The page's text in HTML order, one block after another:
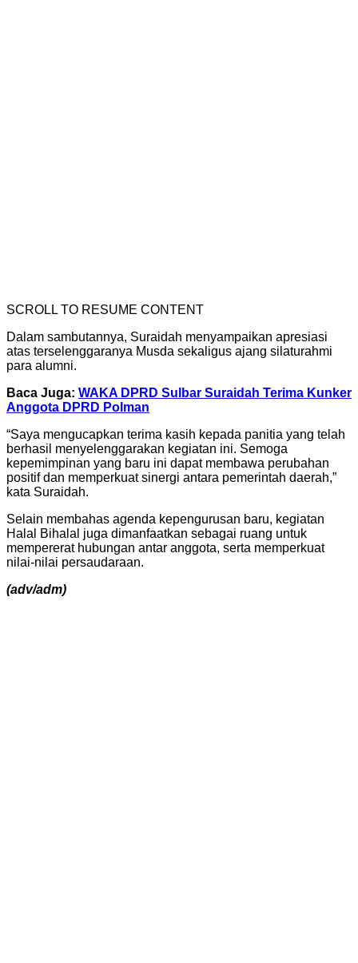
SCROLL TO RESUME CONTENT
Dalam sambutannya, Suraidah menyampaikan apresiasi
atas terselenggaranya Musda sekaligus ajang silaturahmi
para alumni.
Baca Juga: WAKA DPRD Sulbar Suraidah Terima Kunker
Anggota DPRD Polman
“Saya mengucapkan terima kasih kepada panitia yang telah
berhasil menyelenggarakan kegiatan ini. Semoga
kepemimpinan yang baru ini dapat membawa perubahan
positif dan memperkuat sinergi antara pemerintah daerah,”
kata Suraidah.
Selain membahas agenda kepengurusan baru, kegiatan
Halal Bihalal juga dimanfaatkan sebagai ruang untuk
mempererat hubungan antar anggota, serta memperkuat
nilai-nilai persaudaraan.
(adv/adm)